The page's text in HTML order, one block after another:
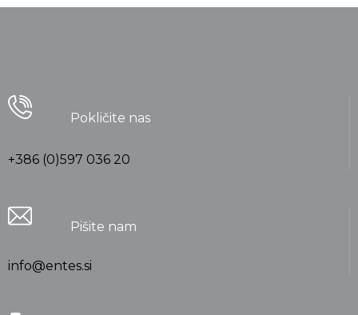
Pokličite nas
+386 (0)597 036 20
Pišite nam
info@entes.si